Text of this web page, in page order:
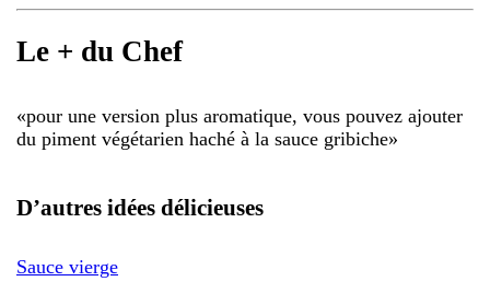
Le + du Chef
«pour une version plus aromatique, vous pouvez ajouter
du piment végétarien haché à la sauce gribiche»
D’autres idées délicieuses
Sauce vierge